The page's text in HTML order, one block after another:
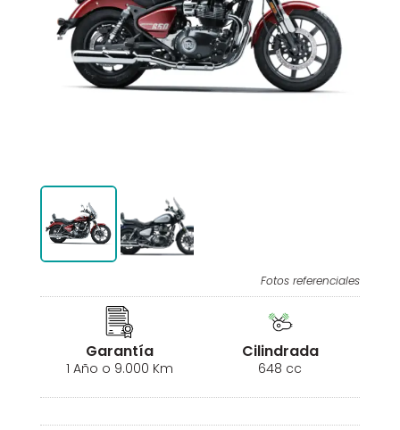
Fotos referenciales
Garantía
1 Año o 9.000 Km
Cilindrada
648 cc